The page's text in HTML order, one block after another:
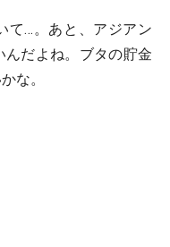
て…。あと、アジアン
だよね。ブタの貯金
な。